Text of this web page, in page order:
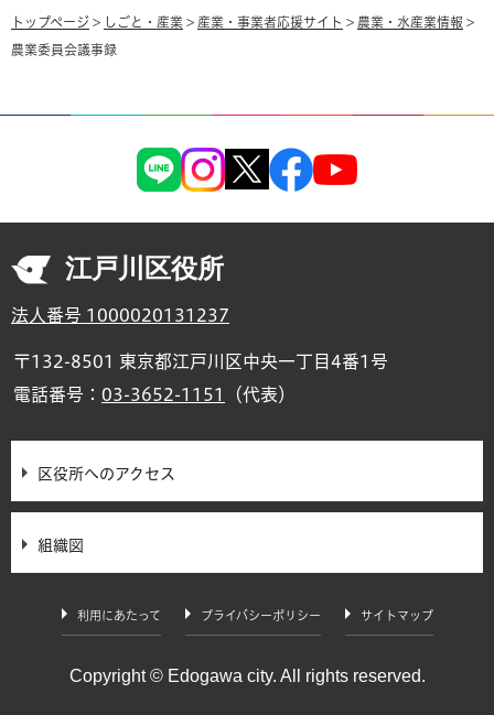
トップページ > しごと・産業 > 産業・事業者応援サイト > 農業・水産業情報 >
農業委員会議事録
江戸川区役所
法人番号 1000020131237
〒132-8501 東京都江戸川区中央一丁目4番1号
電話番号： 03-3652-1151 （代表）
区役所へのアクセス
組織図
利用にあたって プライバシーポリシー サイトマップ
Copyright © Edogawa city. All rights reserved.